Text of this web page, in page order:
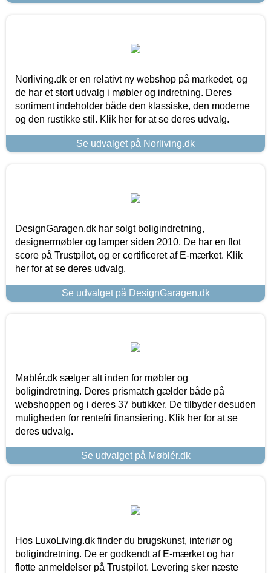
Norliving.dk er en relativt ny webshop på markedet, og
de har et stort udvalg i møbler og indretning. Deres
sortiment indeholder både den klassiske, den moderne
og den rustikke stil. Klik her for at se deres udvalg.
Se udvalget på Norliving.dk
DesignGaragen.dk har solgt boligindretning,
designermøbler og lamper siden 2010. De har en flot
score på Trustpilot, og er certificeret af E-mærket. Klik
her for at se deres udvalg.
Se udvalget på DesignGaragen.dk
Møblér.dk sælger alt inden for møbler og
boligindretning. Deres prismatch gælder både på
webshoppen og i deres 37 butikker. De tilbyder desuden
muligheden for rentefri finansiering. Klik her for at se
deres udvalg.
Se udvalget på Møblér.dk
Hos LuxoLiving.dk finder du brugskunst, interiør og
boligindretning. De er godkendt af E-mærket og har
flotte anmeldelser på Trustpilot. Levering sker næste